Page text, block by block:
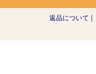
返品について